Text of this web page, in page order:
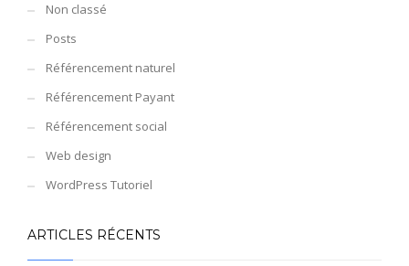
Non classé
Posts
Référencement naturel
Référencement Payant
Référencement social
Web design
WordPress Tutoriel
ARTICLES RÉCENTS